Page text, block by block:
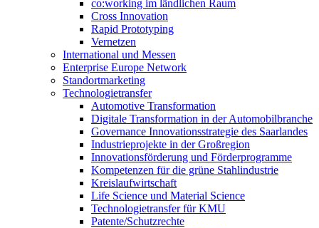
co:working im ländlichen Raum
Cross Innovation
Rapid Prototyping
Vernetzen
International und Messen
Enterprise Europe Network
Standortmarketing
Technologietransfer
Automotive Transformation
Digitale Transformation in der Automobilbranche
Governance Innovationsstrategie des Saarlandes
Industrieprojekte in der Großregion
Innovationsförderung und Förderprogramme
Kompetenzen für die grüne Stahlindustrie
Kreislaufwirtschaft
Life Science und Material Science
Technologietransfer für KMU
Patente/Schutzrechte